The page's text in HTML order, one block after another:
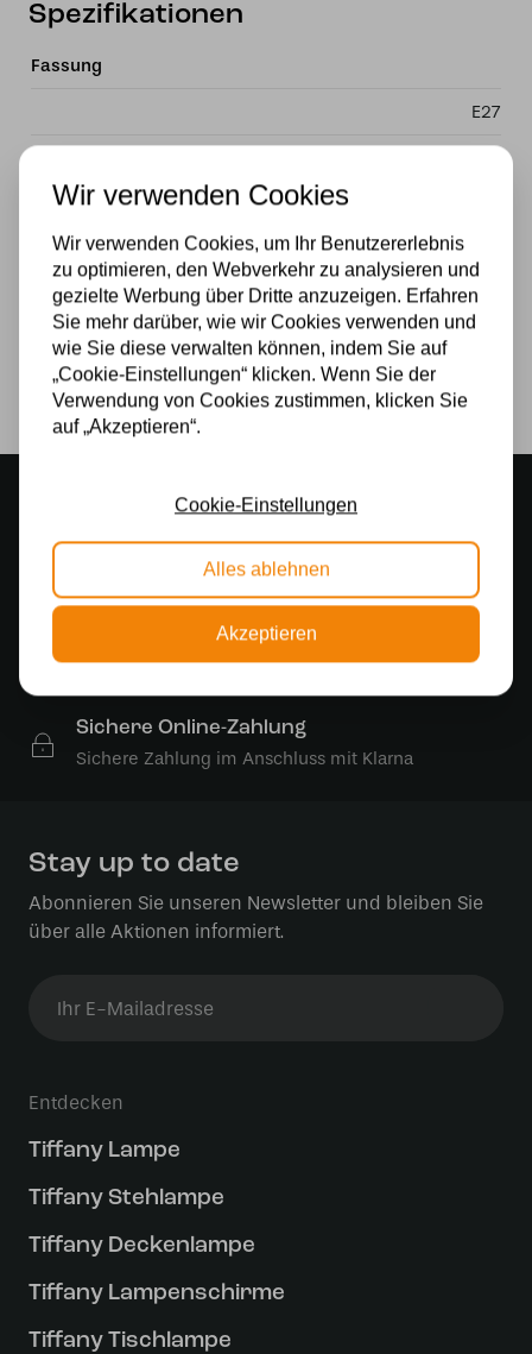
Spezifikationen
Fassung
E27
Stromversorgung
230v
Lichtquelle
Stimmungsvoller Showroom
500 m2 großes Lampengeschäft in Rijssen
Kostenloser Versand
Kostenloser Versand in Deutschland ab 99 €
Kostenlose Lichtquellen
Sichere Online-Zahlung
Sichere Zahlung im Anschluss mit Klarna
Wir verwenden Cookies
Wir verwenden Cookies, um Ihr Benutzererlebnis
zu optimieren, den Webverkehr zu analysieren und
gezielte Werbung über Dritte anzuzeigen. Erfahren
Sie mehr darüber, wie wir Cookies verwenden und
wie Sie diese verwalten können, indem Sie auf
„Cookie-Einstellungen“ klicken. Wenn Sie der
Verwendung von Cookies zustimmen, klicken Sie
auf „Akzeptieren“.
Cookie-Einstellungen
Alles ablehnen
Akzeptieren
Stay up to date
Abonnieren Sie unseren Newsletter und bleiben Sie
über alle Aktionen informiert.
Entdecken
Tiffany Lampe
Tiffany Stehlampe
Tiffany Deckenlampe
Tiffany Lampenschirme
Tiffany Tischlampe